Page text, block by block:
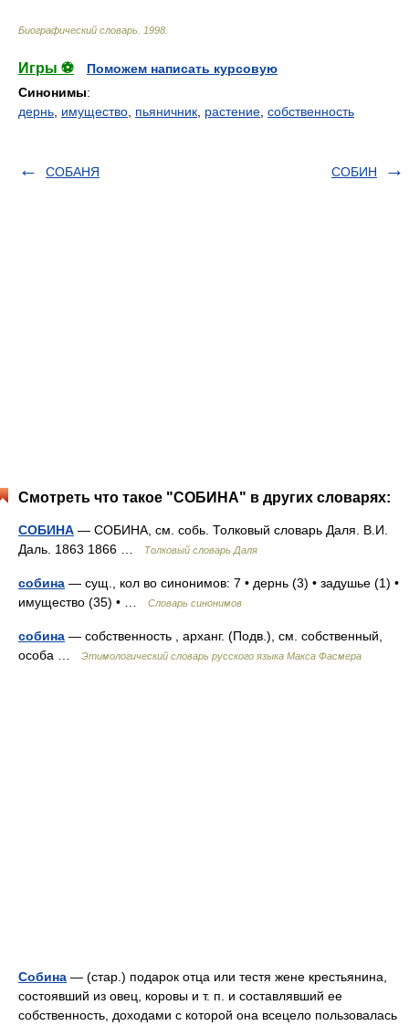
Биографический словарь 1998
Игры ⚽
Поможем написать курсовую
Синонимы:
дернь имущество пьяничник растение собственность
СОБАНЯ СОБИН
Смотреть что такое "СОБИНА" в других словарях:
СОБИНА — СОБИНА, см. собь. Толковый словарь Даля. В.И.
Даль. 1863 1866 …
Толковый словарь Даля
собина — сущ., кол во синонимов: 7 • дернь (3) • задушье (1) •
имущество (35) • …
Словарь синонимов
собина — собственность , арханг. (Подв.), см. собственный,
особа …
Этимологический словарь русского языка Макса Фасмера
Собина — (стар.) подарок отца или тестя жене крестьянина,
состоявший из овец, коровы и т. п. и составлявший ее
собственность, доходами с которой она всецело пользовалась